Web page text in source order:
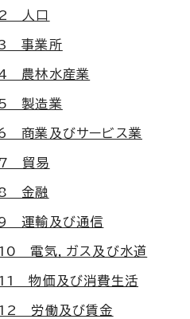
2 人口
3 事業所
4 農林水産業
5 製造業
6 商業及びサービス業
7 貿易
8 金融
9 運輸及び通信
10 電気，ガス及び水道
11 物価及び消費生活
12 労働及び賃金